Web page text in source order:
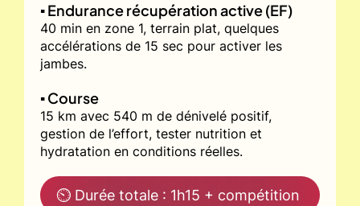
▪️ Endurance récupération active (EF)
40 min en zone 1, terrain plat, quelques
accélérations de 15 sec pour activer les
jambes.
▪️ Course
15 km avec 540 m de dénivelé positif,
gestion de l’effort, tester nutrition et
hydratation en conditions réelles.
⏲ Durée totale : 1h15 + compétition